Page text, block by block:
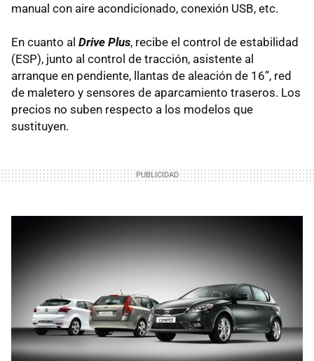
manual con aire acondicionado, conexión USB, etc.
En cuanto al Drive Plus, recibe el control de estabilidad
(ESP), junto al control de tracción, asistente al
arranque en pendiente, llantas de aleación de 16”, red
de maletero y sensores de aparcamiento traseros. Los
precios no suben respecto a los modelos que
sustituyen.